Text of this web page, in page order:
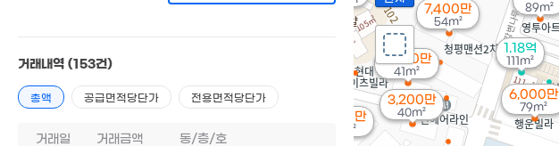
4,200만
41m²
6,000만
79m²
9,000만
82m²
3,200만
40m²
7,400만
54m²
89m²
1.18억
111m²
거래내역 (153건)
총액 공급면적당단가 전용면적당단가
거래일 거래금액 동/층/호